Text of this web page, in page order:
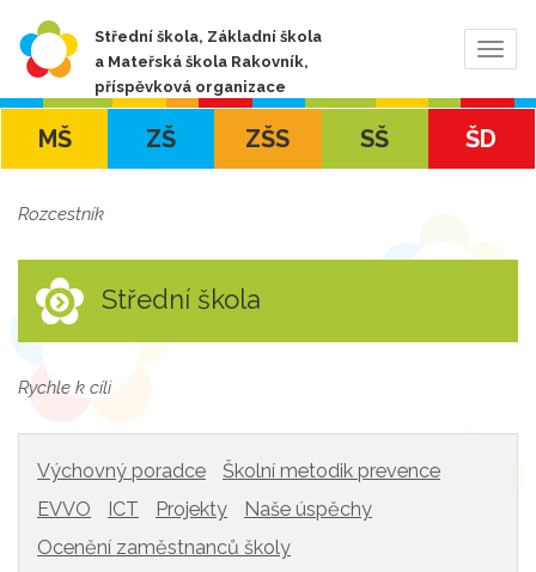
Střední škola, Základní škola
a Mateřská škola Rakovník,
příspěvková organizace
MŠ ZŠ ZŠS SŠ ŠD
Rozcestník
Střední škola
Rychle k cíli
Výchovný poradce
Školní metodik prevence
EVVO
ICT Projekty
Naše úspěchy
Ocenění zaměstnanců školy